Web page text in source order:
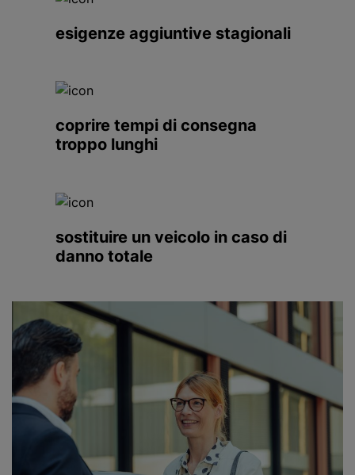
esigenze aggiuntive stagionali
coprire tempi di consegna
troppo lunghi
sostituire un veicolo in caso di
danno totale